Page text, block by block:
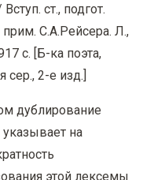
ст., подгот.
прим. С.А.Рейсера. Л.,
с. [Б-ка поэта,
сер., 2-е изд.]
дублирование
указывает на
этой лексемы